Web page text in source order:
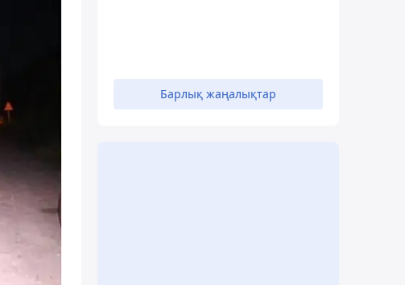
Барлық жаңалықтар